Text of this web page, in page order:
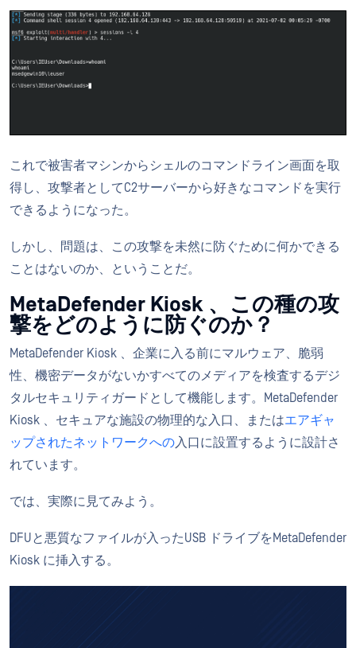
これで被害者マシンからシェルのコマンドライン画面を取
得し、攻撃者としてC2サーバーから好きなコマンドを実行
できるようになった。
しかし、問題は、この攻撃を未然に防ぐために何かできる
ことはないのか、ということだ。
MetaDefender Kiosk 、この種の攻
撃をどのように防ぐのか？
MetaDefender Kiosk 、企業に入る前にマルウェア、脆弱
性、機密データがないかすべてのメディアを検査するデジ
タルセキュリティガードとして機能します。MetaDefender
Kiosk 、セキュアな施設の物理的な入口、またはエアギャ
ップされたネットワークへの入口に設置するように設計さ
れています。
では、実際に見てみよう。
DFUと悪質なファイルが入ったUSB ドライブをMetaDefender
Kiosk に挿入する。